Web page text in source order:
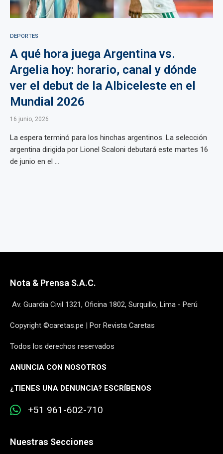
DEPORTES
A qué hora juega Argentina vs.
Argelia hoy: horario, canal y dónde
ver el debut de la Albiceleste en el
Mundial 2026
16 junio, 2026
La espera terminó para los hinchas argentinos. La selección
argentina dirigida por Lionel Scaloni debutará este martes 16
de junio en el ...
Nota & Prensa S.A.C.
Av. Guardia Civil 1321, Oficina 1802, Surquillo, Lima - Perú
Copyright ©caretas.pe | Por Revista Caretas
Todos los derechos reservados
ANUNCIA CON NOSOTROS
¿TIENES UNA DENUNCIA? ESCRÍBENOS
+51 961-602-710
Nuestras Secciones